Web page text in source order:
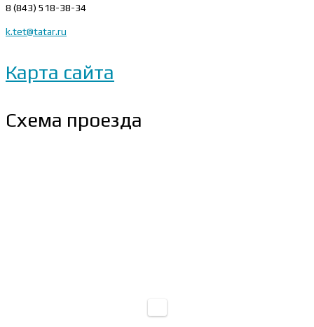
8 (843) 518-38-34
k.tet@tatar.ru
Карта сайта
Схема проезда